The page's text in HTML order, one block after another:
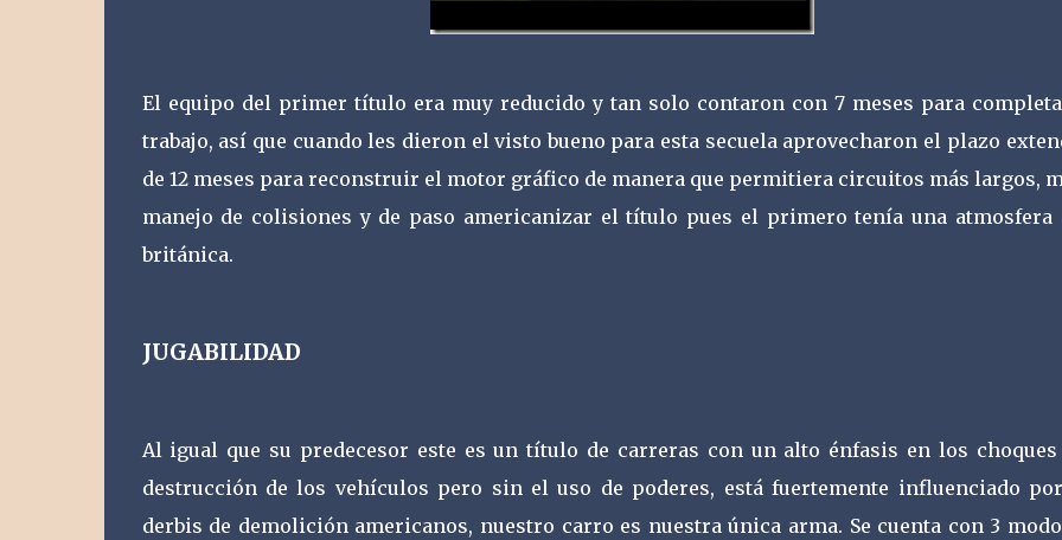
El equipo del primer título era muy reducido y tan solo contaron con 7 meses para
trabajo, así que cuando les dieron el visto bueno para esta secuela aprovecharon el plazo
de 12 meses para reconstruir el motor gráfico de manera que permitiera circuitos más largos,
manejo de colisiones y de paso americanizar el título pues el primero tenía una atmosfera
británica.
JUGABILIDAD
Al igual que su predecesor este es un título de carreras con un alto énfasis en los
destrucción de los vehículos pero sin el uso de poderes, está fuertemente influenciado
derbis de demolición americanos, nuestro carro es nuestra única arma. Se cuenta con 3